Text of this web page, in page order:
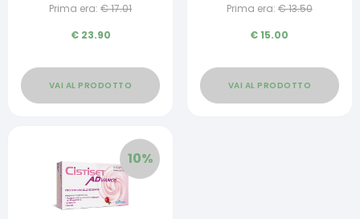
Prima era: €17.01
€ 23.90
VAI AL PRODOTTO
Prima era: €13.50
€15.00
VAI AL PRODOTTO
10%